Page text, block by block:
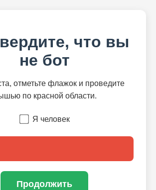
что вы
не бот
отметьте флажок и проведите
по красной области.
Я человек
Продолжить